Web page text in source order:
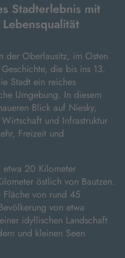
Stadterlebnis mit
der Oberlausitz, im Osten
die bis ins 13.
Stadt ein reiches
Umgebung. In diesem
Blick auf Niesky,
und Infrastruktur
Freizeit und
etwa 20 Kilometer
östlich von Bautzen.
Fläche von rund 45
von etwa
idyllischen Landschaft
und kleinen Seen